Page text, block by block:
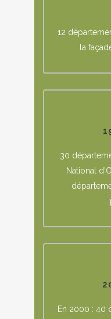
12
la
30
National
En 2000 : 40